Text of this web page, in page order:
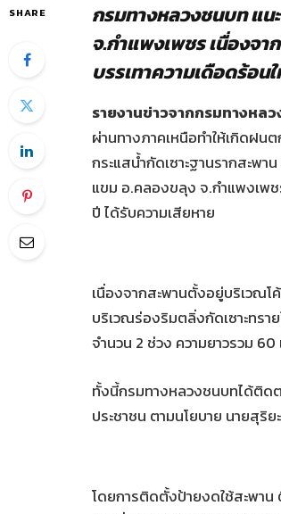
SHARE
กรมทางหลวงชนบท แน
จ.กำแพงเพชร เนื่องจ
บรรเทาความเดือดร้อน
รายงานข่าวจากกรมทางหล
ผ่านทางภาคเหนือทำให้เกิดฝน
กระแสน้ำกัดเซาะฐานรากสะพ
แขม อ.คลองขลุง จ.กำแพงเพช
ปี ได้รับความเสียหาย
เนื่องจากสะพานตั้งอยู่บริเวณโ
บริเวณร่องริมตลิ่งกัดเซาะทร
จำนวน 2 ช่วง ความยาวรวม
ทั้งนี้กรมทางหลวงชนบทได้ติดต
ประชาชน ตามนโยบาย นายสุริ
โดยการติดตั้งป้ายงดใช้สะพา